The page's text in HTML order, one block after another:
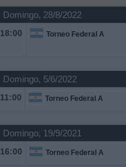
Domingo, 28/8/2022
18:00 Torneo Federal A
Domingo, 5/6/2022
11:00 Torneo Federal A
Domingo, 19/9/2021
16:00 Torneo Federal A